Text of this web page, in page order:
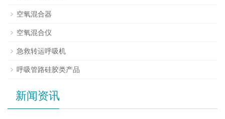
空氧混合器
空氧混合仪
急救转运呼吸机
呼吸管路硅胶类产品
新闻资讯